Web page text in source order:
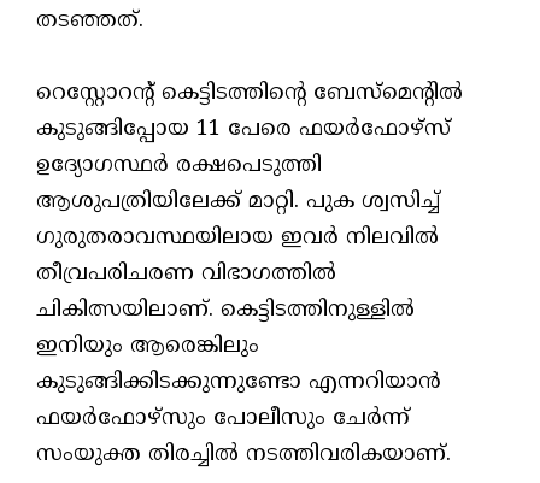
തടഞ്ഞത്.
റെസ്റ്റോറന്റ് കെട്ടിടത്തിന്റെ ബേസ്‌മെന്റിൽ
കുടുങ്ങിപ്പോയ 11 പേരെ ഫയർഫോഴ്സ്
ഉദ്യോഗസ്ഥർ രക്ഷപെടുത്തി
ആശുപത്രിയിലേക്ക് മാറ്റി. പുക ശ്വസിച്ച്
ഗുരുതരാവസ്ഥയിലായ ഇവർ നിലവിൽ
തീവ്രപരിചരണ വിഭാഗത്തിൽ
ചികിത്സയിലാണ്. കെട്ടിടത്തിനുള്ളിൽ
ഇനിയും ആരെങ്കിലും
കുടുങ്ങിക്കിടക്കുന്നുണ്ടോ എന്നറിയാൻ
ഫയർഫോഴ്സും പോലീസും ചേർന്ന്
സംയുക്ത തിരച്ചിൽ നടത്തിവരികയാണ്.